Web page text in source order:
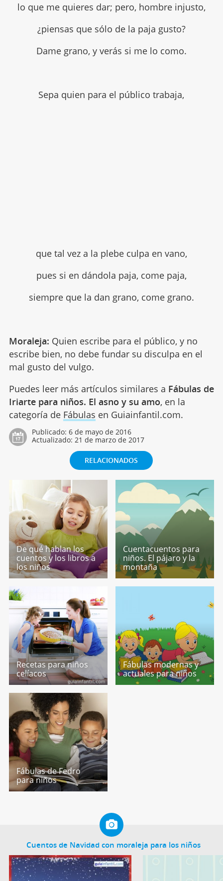
lo que me quieres dar; pero, hombre injusto,
¿piensas que sólo de la paja gusto?
Dame grano, y verás si me lo como.
Sepa quien para el público trabaja,
que tal vez a la plebe culpa en vano,
pues si en dándola paja, come paja,
siempre que la dan grano, come grano.
Moraleja: Quien escribe para el público, y no
escribe bien, no debe fundar su disculpa en el
mal gusto del vulgo.
Puedes leer más artículos similares a Fábulas de
Iriarte para niños. El asno y su amo, en la
categoría de Fábulas en Guiainfantil.com.
Publicado: 6 de mayo de 2016
Actualizado: 21 de marzo de 2017
RELACIONADOS
De qué hablan los
cuentos y los libros a
los niños
Cuentacuentos para
niños. El pájaro y la
montaña
Recetas para niños
celíacos
Fábulas modernas y
actuales para niños
Fábulas de Fedro
para niños
Cuentos de Navidad con moraleja para los niños